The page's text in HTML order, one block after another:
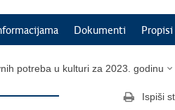
Dokumenti Propisi
potreba u kulturi za 2023. godinu
Ispiši